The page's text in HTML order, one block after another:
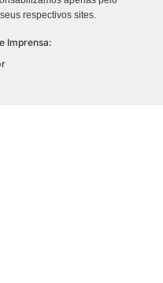
seus respectivos sites.
Imprensa: